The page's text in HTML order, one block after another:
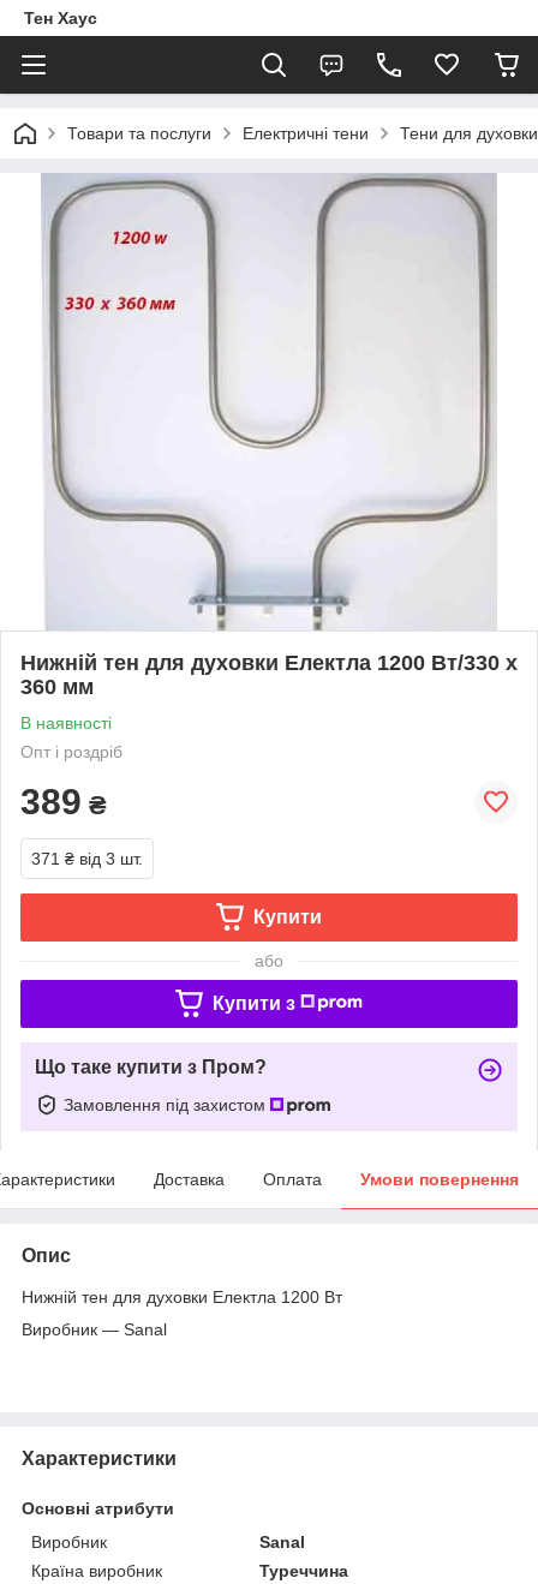
Тен Хаус
Товари та послуги Електричні тени Тени для духовки
Нижній тен для духовки Електла 1200 Вт/330 x
360 мм
В наявності
Опт і роздріб
389 ₴
371 ₴ від 3 шт.
Купити
або
Купити з
Що таке купити з Пром?
Замовлення під захистом
Доставка Оплата Умови повернення
Опис
Нижній тен для духовки Електла 1200 Вт
Виробник — Sanal
Характеристики
Основні атрибути
Виробник
Sanal
Країна виробник
Туреччина